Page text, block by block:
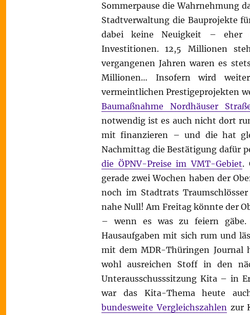
Sommerpause die Wahrnehmung
Stadtverwaltung die Bauprojekte
dabei keine Neuigkeit – eher
Investitionen. 12,5 Millionen
vergangenen Jahren waren es
Millionen… Insofern wird
vermeintlichen Prestigeprojekten
Baumaßnahme Nordhäuser
notwendig ist es auch nicht dort
mit finanzieren – und die hat
Nachmittag die Bestätigung dafür
die ÖPNV-Preise im VMT-Gebiet.
gerade zwei Wochen haben der
noch im Stadtrats
nahe Null! Am Freitag könnte der
– wenn es was zu feiern gäbe.
Hausaufgaben mit sich rum und
mit dem MDR-Thüringen Journal
wohl ausreichen Stoff in den
Unterausschusssitzung Kita – in
war das Kita-Thema heute
bundesweite Vergleichszahlenzur